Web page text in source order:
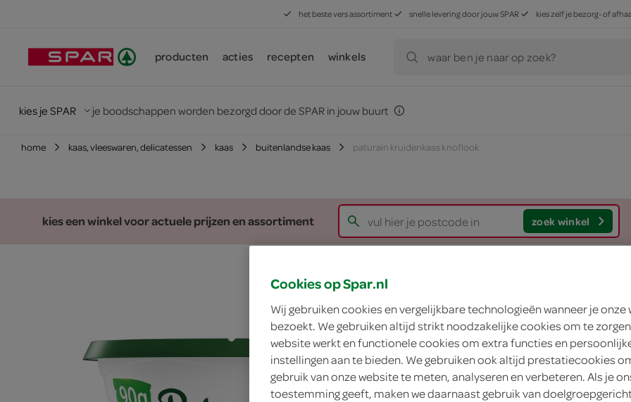
het beste vers assortiment snelle levering door jouw SPAR kies zelf je bezorg- of
producten acties recepten winkels waar ben je naar op zoek?
kies je SPAR je boodschappen worden bezorgd door de SPAR in jouw buurt
home kaas, vleeswaren, delicatessen kaas buitenlandse kaas paturain kruidenkaas knoflook
kies een winkel voor actuele prijzen en assortiment zoek winkel
Paturain
Paturain
2.
25
90 Gram
Cookies op Spar.nl
Wij gebruiken cookies en vergelijkbare technologieën wanneer je onze
bezoekt. We gebruiken altijd strikt noodzakelijke cookies om te
website werkt en functionele cookies om extra functies en
instellingen aan te bieden. We gebruiken ook altijd prestatiecookies
gebruik van onze website te meten, analyseren en verbeteren. Als je
toestemming geeft, maken we daarnaast gebruik van